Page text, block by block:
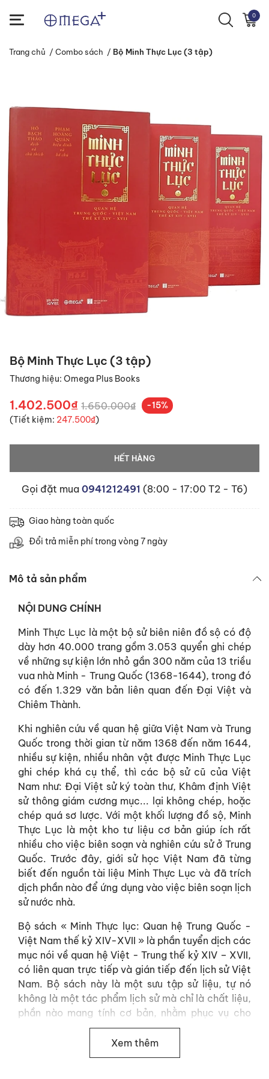
0
Trang chủ / Combo sách / Bộ Minh Thực Lục (3 tập)
Bộ Minh Thực Lục (3 tập)
Thương hiệu: Omega Plus Books
1.402.500₫ 1.650.000₫
-15%
(Tiết kiệm: 247.500₫)
HẾT HÀNG
Gọi đặt mua 0941212491 (8:00 - 17:00 T2 - T6)
Giao hàng toàn quốc
Đổi trả miễn phí trong vòng 7 ngày
Mô tả sản phẩm
NỘI DUNG CHÍNH
Minh Thực Lục là một bộ sử biên niên đồ sộ có độ
dày hơn 40.000 trang gồm 3.053 quyển ghi chép
về những sự kiện lớn nhỏ gần 300 năm của 13 triều
vua nhà Minh - Trung Quốc (1368-1644), trong đó
có đến 1.329 văn bản liên quan đến Đại Việt và
Chiêm Thành.
Khi nghiên cứu về quan hệ giữa Việt Nam và Trung
Quốc trong thời gian từ năm 1368 đến năm 1644,
nhiều sự kiện, nhiều nhân vật được Minh Thực Lục
ghi chép khá cụ thể, thì các bộ sử cũ của Việt
Nam như: Đại Việt sử ký toàn thư, Khâm định Việt
sử thông giám cương mục... lại không chép, hoặc
chép quá sơ lược. Với một khối lượng đồ sộ, Minh
Thực Lục là một kho tư liệu cơ bản giúp ích rất
nhiều cho việc biên soạn và nghiên cứu sử ở Trung
Quốc. Trước đây, giới sử học Việt Nam đã từng
biết đến nguồn tài liệu Minh Thực Lục và đã trích
dịch phần nào để ứng dụng vào việc biên soạn lịch
sử nước nhà.
Bộ sách « Minh Thực lục: Quan hệ Trung Quốc -
Việt Nam thế kỷ XIV-XVII » là phần tuyển dịch các
mục nói về quan hệ Việt - Trung thế kỷ XIV – XVII,
có liên quan trực tiếp và gián tiếp đến lịch sử Việt
Nam. Bộ sách này là một sưu tập sử liệu, tự nó
không là một tác phẩm lịch sử mà chỉ là chất liệu,
phần nào mang tính cơ bản, nhằm phục vụ cho
các sách sử và các công trình nghiên cứu sử. Tập
tư liệu này, ngoài mục đích bổ sung cho sử Việt,
nó còn khơi gợi những nghiên cứu lâu dài về nhiều
Xem thêm